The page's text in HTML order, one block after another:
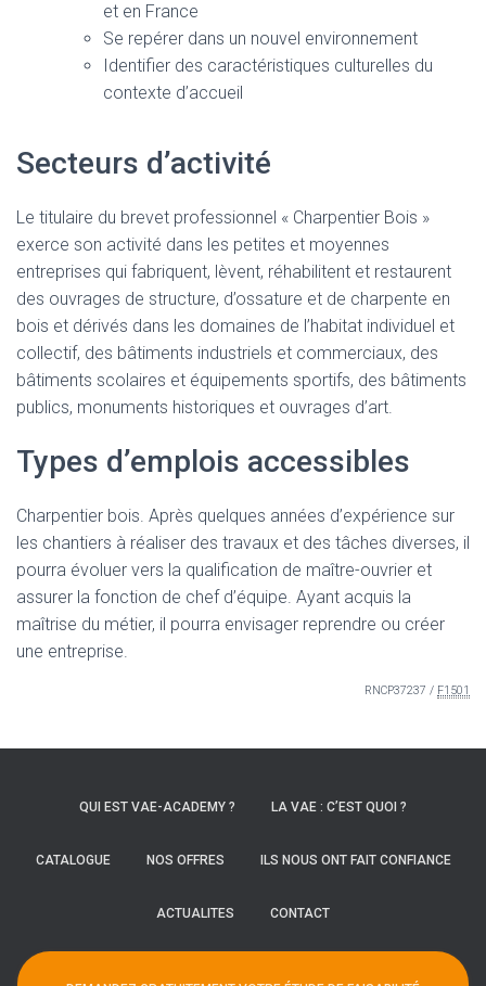
et en France
Se repérer dans un nouvel environnement
Identifier des caractéristiques culturelles du
contexte d’accueil
Secteurs d’activité
Le titulaire du brevet professionnel « Charpentier Bois »
exerce son activité dans les petites et moyennes
entreprises qui fabriquent, lèvent, réhabilitent et restaurent
des ouvrages de structure, d’ossature et de charpente en
bois et dérivés dans les domaines de l’habitat individuel et
collectif, des bâtiments industriels et commerciaux, des
bâtiments scolaires et équipements sportifs, des bâtiments
publics, monuments historiques et ouvrages d’art.
Types d’emplois accessibles
Charpentier bois. Après quelques années d’expérience sur
les chantiers à réaliser des travaux et des tâches diverses, il
pourra évoluer vers la qualification de maître-ouvrier et
assurer la fonction de chef d’équipe. Ayant acquis la
maîtrise du métier, il pourra envisager reprendre ou créer
une entreprise.
RNCP37237 / F1501
QUI EST VAE-ACADEMY ? LA VAE : C’EST QUOI ?
CATALOGUE NOS OFFRES ILS NOUS ONT FAIT CONFIANCE
ACTUALITES CONTACT